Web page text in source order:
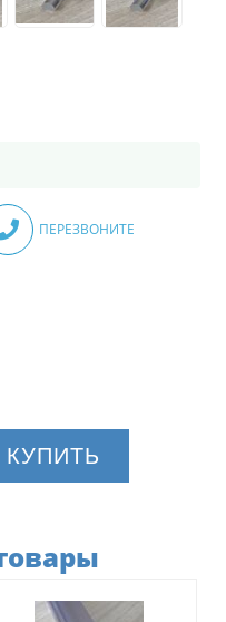
ПЕРЕЗВОНИТЕ
КУПИТЬ